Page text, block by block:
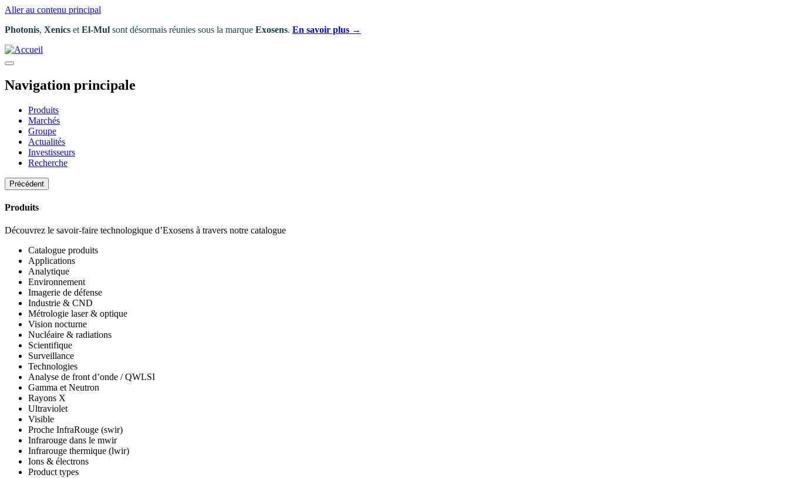
Aller au contenu principal
Photonis, Xenics et El-Mul sont désormais réunies sous la marque Exosens. En savoir plus →
Navigation principale
Produits
Marchés
Groupe
Actualités
Investisseurs
Recherche
Précédent
Produits
Découvrez le savoir-faire technologique d’Exosens à travers notre catalogue
Catalogue produits
Applications
Analytique
Environnement
Imagerie de défense
Industrie & CND
Métrologie laser & optique
Vision nocturne
Nucléaire & radiations
Scientifique
Surveillance
Technologies
Analyse de front d’onde / QWLSI
Gamma et Neutron
Rayons X
Ultraviolet
Visible
Proche InfraRouge (swir)
Infrarouge dans le mwir
Infrarouge thermique (lwir)
Ions & électrons
Product types